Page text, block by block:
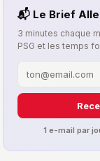
📬 Le Brief
3 minutes chaque
PSG et les temps
1 e-mail par